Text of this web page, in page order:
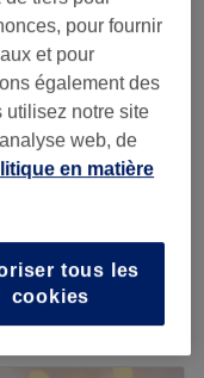
partir de
jusqu'à 15%
partir de 59,50 €
jusqu'à 15%
11:00–20:00
pour fournir
et pour
également des
utilisez notre site
web, de
en matière
tous les
cookies